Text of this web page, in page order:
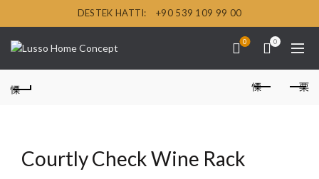
DESTEK HATTI: +90 539 109 99 00
0 0
Courtly Check Wine Rack